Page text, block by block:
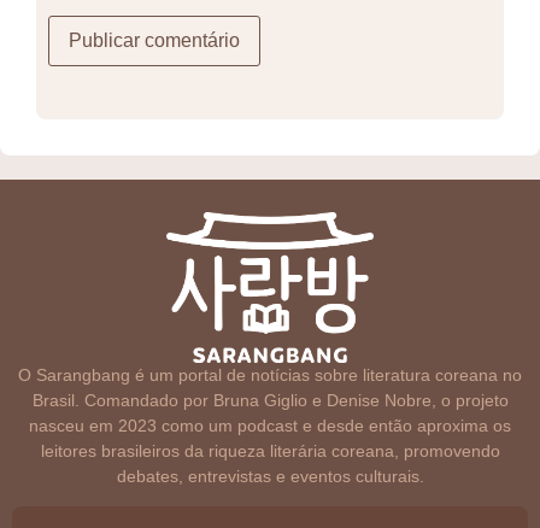
O Sarangbang é um portal de notícias sobre literatura coreana no
Brasil. Comandado por Bruna Giglio e Denise Nobre, o projeto
nasceu em 2023 como um podcast e desde então aproxima os
leitores brasileiros da riqueza literária coreana, promovendo
debates, entrevistas e eventos culturais.